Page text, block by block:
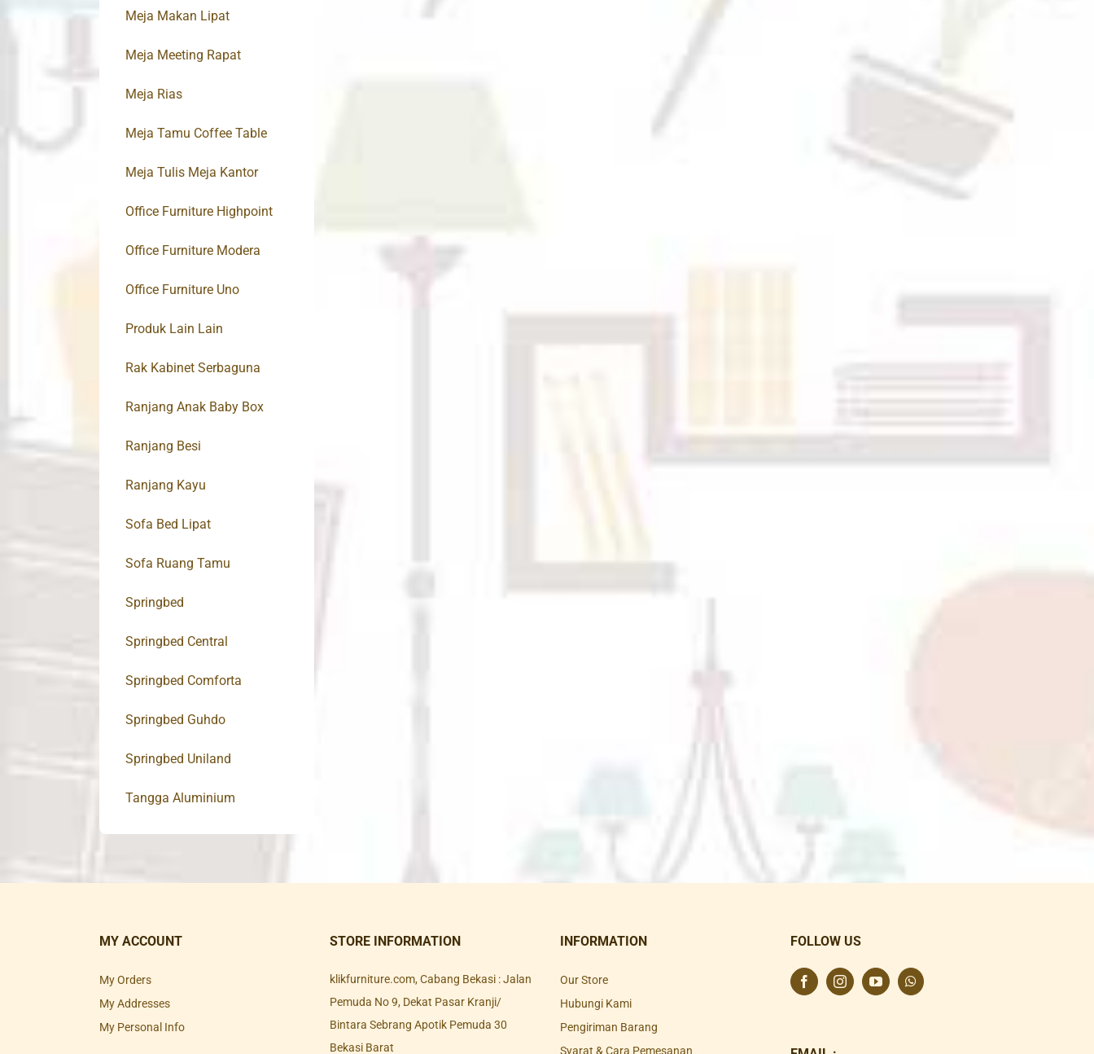
Meja Makan Lipat
Meja Meeting Rapat
Meja Rias
Meja Tamu Coffee Table
Meja Tulis Meja Kantor
Office Furniture Highpoint
Office Furniture Modera
Office Furniture Uno
Produk Lain Lain
Rak Kabinet Serbaguna
Ranjang Anak Baby Box
Ranjang Besi
Ranjang Kayu
Sofa Bed Lipat
Sofa Ruang Tamu
Springbed
Springbed Central
Springbed Comforta
Springbed Guhdo
Springbed Uniland
Tangga Aluminium
MY ACCOUNT
My Orders
My Addresses
My Personal Info
STORE INFORMATION
klikfurniture.com, Cabang Bekasi : Jalan
Pemuda No 9, Dekat Pasar Kranji/
Bintara Sebrang Apotik Pemuda 30
Bekasi Barat
INFORMATION
Our Store
Hubungi Kami
Pengiriman Barang
Syarat & Cara Pemesanan
FOLLOW US